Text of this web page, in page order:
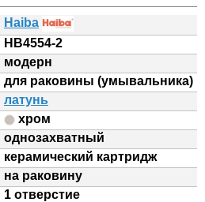
Haiba
HB4554-2
модерн
для раковины (умывальника)
латунь
хром
однозахватный
керамический картридж
на раковину
1 отверстие